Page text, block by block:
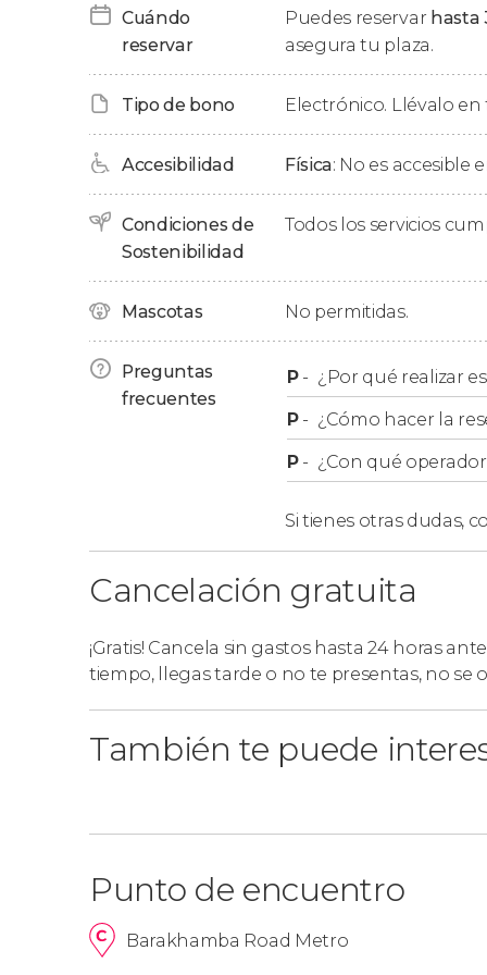
desayuno .
Tour por el Delhi imperial
En esta ruta pedalearemos por la llamada
Delhi proyectada por el arquitecto inglés
mitad del siglo XX (precisamente durante el
de ellos es la famosa
Puerta de la India ,
A tan solo unos metros del anterior arco
funerario? Finalmente nos detendremos
muy venerado por un curioso milagro…
reconfortante
desayuno en el Hotel
Tour nocturno en bicicleta
se trata de un itinerario que os permitirá
monumentos más conocidos de la ciudad.
Cuándo
reservar
Puedes reservar hasta
asegura tu plaza.
Tipo de bono Electrónico. Llévalo en
Accesibilidad Física: No es accesible
Condiciones de
Sostenibilidad
Todos los servicios
Mascotas No permitidas.
Preguntas
frecuentes
P- ¿Por qué realizar
P- ¿Cómo hacer la
P- ¿Con qué
Si tienes otras dudas,
Cancelación gratuita
¡Gratis! Cancela sin gastos hasta 24 horas
tiempo, llegas tarde o no te presentas, no se
También te puede
Punto de encuentro
Barakhamba Road Metro